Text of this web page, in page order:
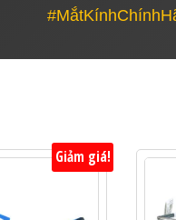
Giảm giá!